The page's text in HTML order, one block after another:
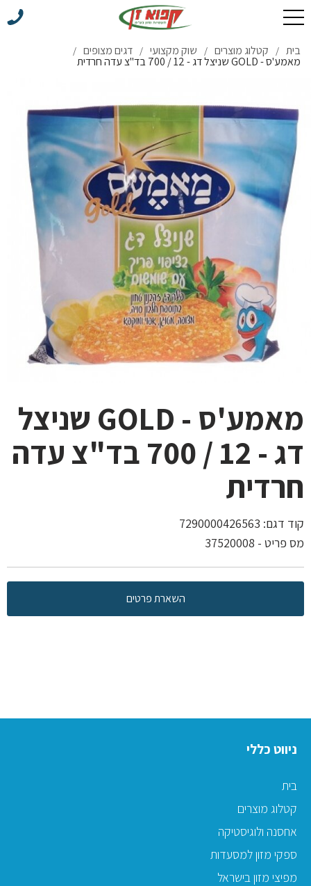
בית / קטלוג מוצרים / שוק מקצועי / דגים מצופים /
מאמע'ס - GOLD שניצל דג - 12 / 700 בד"צ עדה חרדית
מאמע'ס - GOLD שניצל
דג - 12 / 700 בד"צ עדה
חרדית
קוד דגם: 7290000426563
מס פריט - 37520008
השארת פרטים
ניווט כללי
בית
קטלוג מוצרים
אחסנה ולוגיסטיקה
ספקי מזון למסעדות
מפיצי מזון בישראל